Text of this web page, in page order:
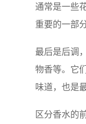
通常是一些
重要的一部
最后是后调
物香等。它
味道，也是
区分香水的